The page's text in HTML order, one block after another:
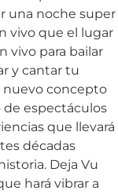
una noche super
vivo que el lugar
vivo para bailar
y cantar tu
nuevo concepto
de espectáculos
que llevará
décadas
Deja Vu
hará vibrar a